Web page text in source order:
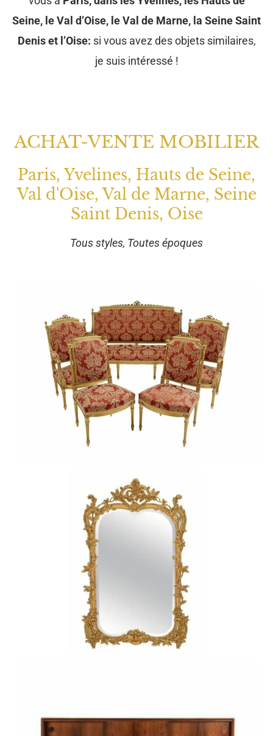
Seine, le Val d’Oise, le Val de Marne, la Seine Saint
Denis et l’Oise: si vous avez des objets similaires,
je suis intéressé !
ACHAT-VENTE MOBILIER
Paris, Yvelines, Hauts de Seine,
Val d'Oise, Val de Marne, Seine
Saint Denis, Oise
Tous styles, Toutes époques